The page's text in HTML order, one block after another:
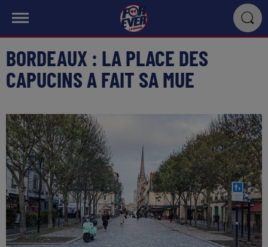
BORDEAUX : LA PLACE DES
CAPUCINS A FAIT SA MUE